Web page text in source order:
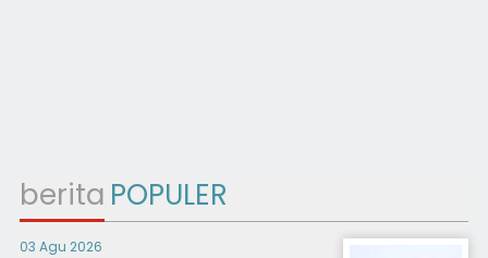
berita POPULER
03 Agu 2026